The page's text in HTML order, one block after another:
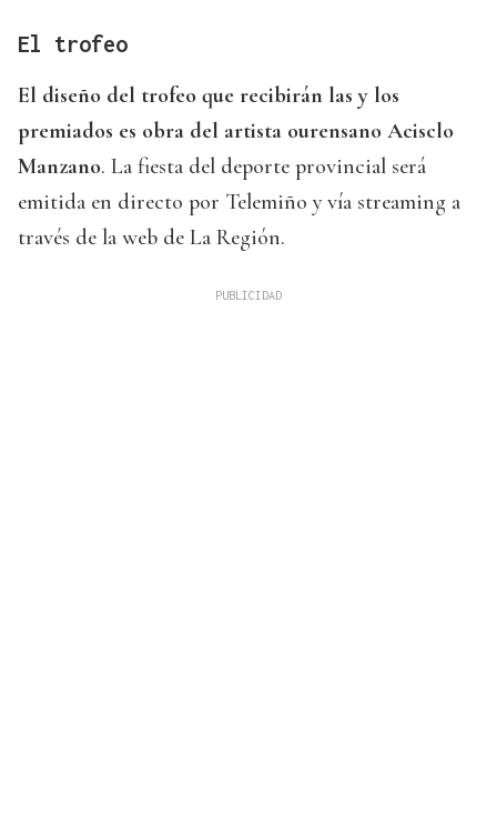
El trofeo
El diseño del trofeo que recibirán las y los
premiados es obra del artista ourensano Acisclo
Manzano. La fiesta del deporte provincial será
emitida en directo por Telemiño y vía streaming a
través de la web de La Región.